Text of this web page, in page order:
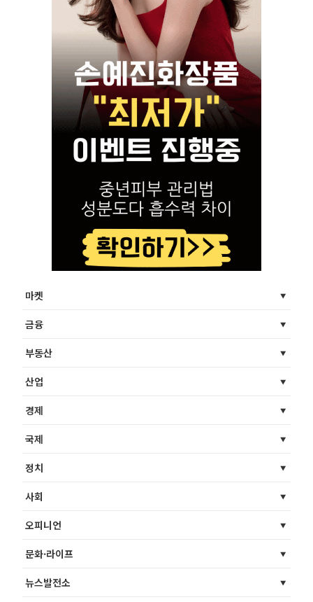
마켓
금융
부동산
산업
경제
국제
정치
사회
오피니언
문화·라이프
뉴스발전소